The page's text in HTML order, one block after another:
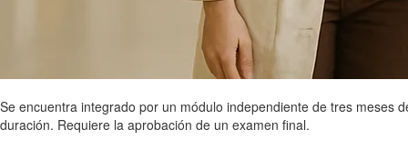
Se encuentra integrado por un módulo independiente de tres meses
duración. Requiere la aprobación de un examen final.